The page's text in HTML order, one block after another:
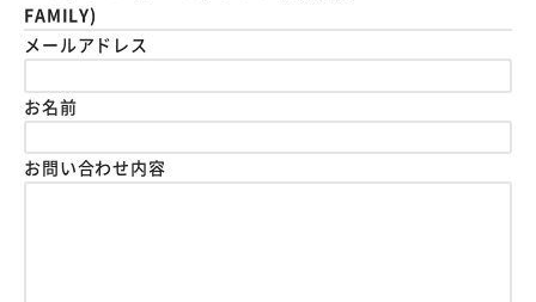
FAMILY)
メールアドレス
お名前
お問い合わせ内容